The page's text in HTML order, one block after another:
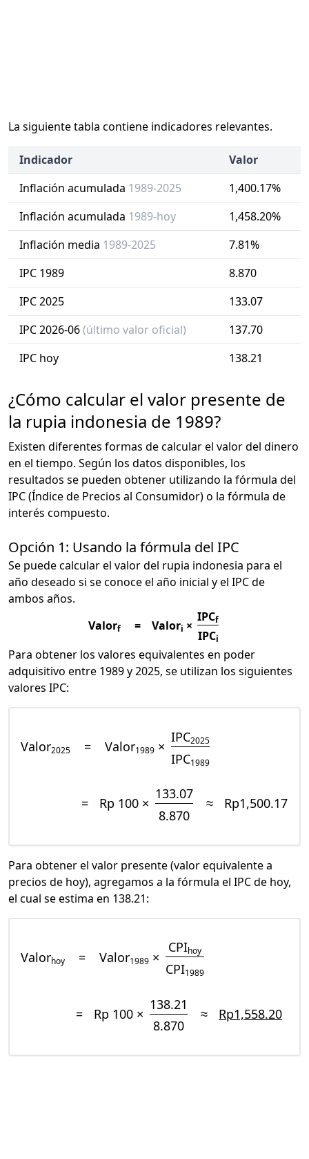
La siguiente tabla contiene indicadores relevantes.
Indicador
Valor
Inflación acumulada 1989-2025
1,400.17%
Inflación acumulada 1989-hoy
1,458.20%
Inflación media 1989-2025
7.81%
IPC 1989
8.870
IPC 2025
133.07
IPC 2026-06(último valor oficial)
137.70
IPC hoy
138.21
¿Cómo calcular el valor presente de
la rupia indonesia de 1989?
Existen diferentes formas de calcular el valor del dinero
en el tiempo. Según los datos disponibles, los
resultados se pueden obtener utilizando la fórmula del
IPC (Índice de Precios al Consumidor) o la fórmula de
interés compuesto.
Opción 1: Usando la fórmula del IPC
Se puede calcular el valor del rupia indonesia para el
año deseado si se conoce el año inicial y el IPC de
ambos años.
Valorf = Valori ×
IPCf
IPCi
Para obtener los valores equivalentes en poder
adquisitivo entre 1989 y 2025, se utilizan los siguientes
valores IPC:
Valor2025 = Valor1989 ×
IPC2025
IPC1989
= Rp 100 ×
133.07
8.870
≈ Rp1,500.17
Para obtener el valor presente (valor equivalente a
precios de hoy), agregamos a la fórmula el IPC de hoy,
el cual se estima en 138.21:
Valorhoy = Valor1989 ×
CPIhoy
CPI1989
= Rp 100 ×
138.21
8.870
≈ Rp1,558.20